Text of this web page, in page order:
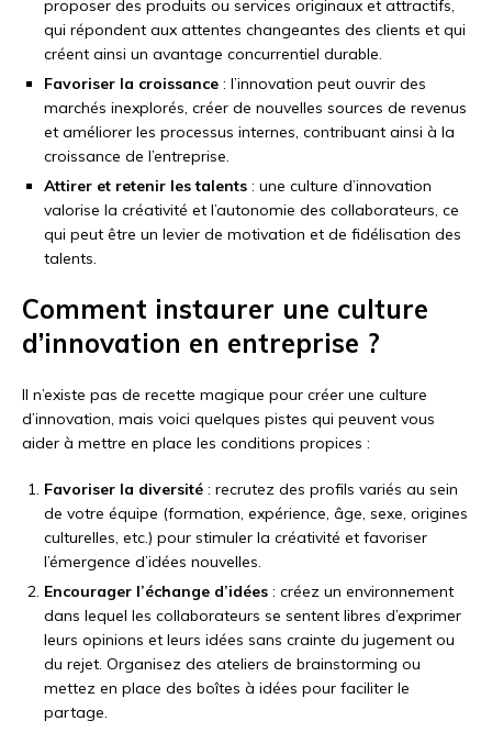
proposer des produits ou services originaux et attractifs,
qui répondent aux attentes changeantes des clients et qui
créent ainsi un avantage concurrentiel durable.
Favoriser la croissance : l’innovation peut ouvrir des
marchés inexplorés, créer de nouvelles sources de revenus
et améliorer les processus internes, contribuant ainsi à la
croissance de l’entreprise.
Attirer et retenir les talents : une culture d’innovation
valorise la créativité et l’autonomie des collaborateurs, ce
qui peut être un levier de motivation et de fidélisation des
talents.
Comment instaurer une culture
d’innovation en entreprise ?
Il n’existe pas de recette magique pour créer une culture
d’innovation, mais voici quelques pistes qui peuvent vous
aider à mettre en place les conditions propices :
Favoriser la diversité : recrutez des profils variés au sein
de votre équipe (formation, expérience, âge, sexe, origines
culturelles, etc.) pour stimuler la créativité et favoriser
l’émergence d’idées nouvelles.
Encourager l’échange d’idées : créez un environnement
dans lequel les collaborateurs se sentent libres d’exprimer
leurs opinions et leurs idées sans crainte du jugement ou
du rejet. Organisez des ateliers de brainstorming ou
mettez en place des boîtes à idées pour faciliter le
partage.